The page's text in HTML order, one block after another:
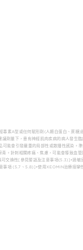
素A型或任何賦形劑(人類白蛋白、蔗糖)
劑量下，患有神經肌肉疾病的病人發生
會引發嚴重的局部性或散播性感染。
針刺相關疼痛、焦慮，可能會導致血
交換性[參見警語及注意事項(5.3)]•過
項 (5.7、5.8)]•使用XEOMIN治療痙攣